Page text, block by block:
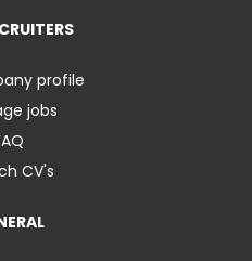
profile
jobs
CV's